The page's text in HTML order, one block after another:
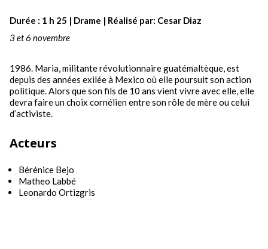
Durée : 1 h 25 | Drame | Réalisé par: Cesar Diaz
3 et 6 novembre
1986. Maria, militante révolutionnaire guatémaltèque, est
depuis des années exilée à Mexico où elle poursuit son action
politique. Alors que son fils de 10 ans vient vivre avec elle, elle
devra faire un choix cornélien entre son rôle de mère ou celui
d’activiste.
Acteurs
Bérénice Bejo
Matheo Labbé
Leonardo Ortizgris